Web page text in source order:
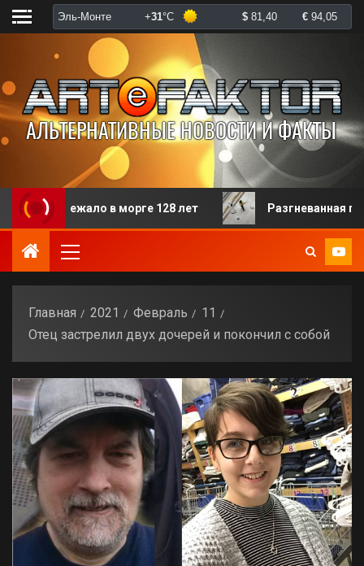
в морге 128 лет Разгневанная пациентка
Главная 2021 Февраль
11
Отец застрелил двух дочерей и покончил с собой